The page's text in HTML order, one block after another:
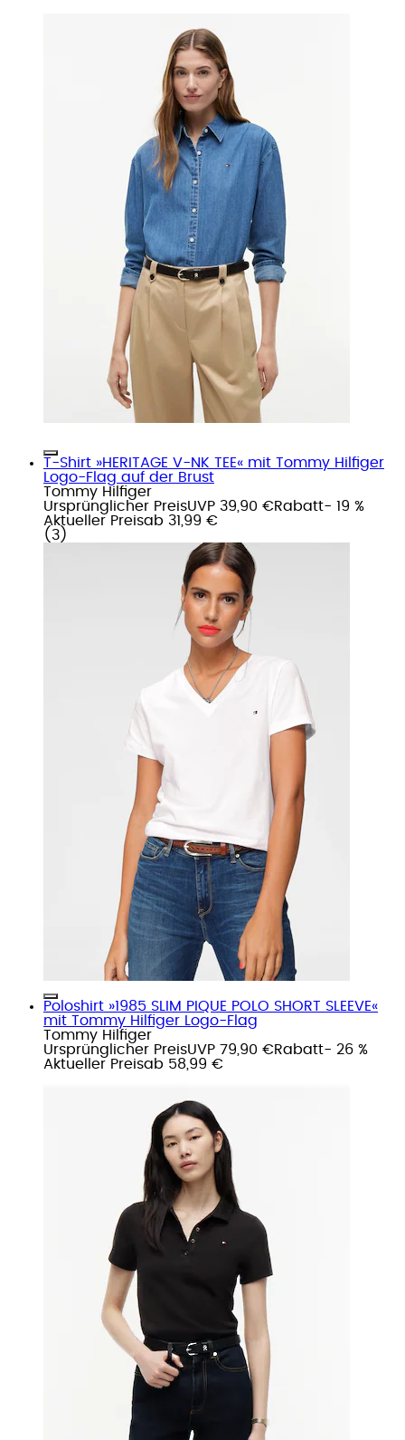
T-Shirt »HERITAGE V-NK TEE« mit Tommy Hilfiger
Logo-Flag auf der Brust
Tommy Hilfiger
Ursprünglicher PreisUVP 39,90 €Rabatt- 19 %
Aktueller Preisab 31,99 €
( 3 )
Poloshirt »1985 SLIM PIQUE POLO SHORT SLEEVE«
mit Tommy Hilfiger Logo-Flag
Tommy Hilfiger
Ursprünglicher PreisUVP 79,90 €Rabatt- 26 %
Aktueller Preisab 58,99 €